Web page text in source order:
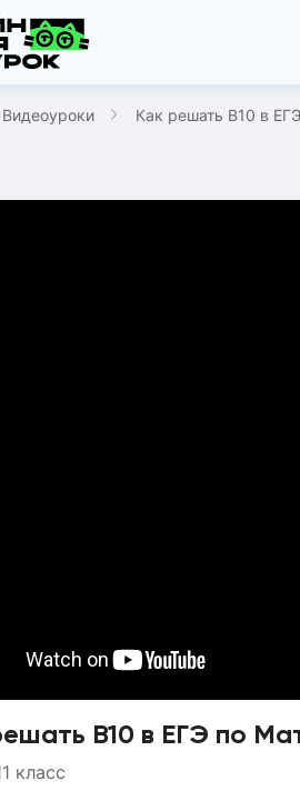
Видеоуроки Как решать B10 в
B10 в ЕГЭ по
класс